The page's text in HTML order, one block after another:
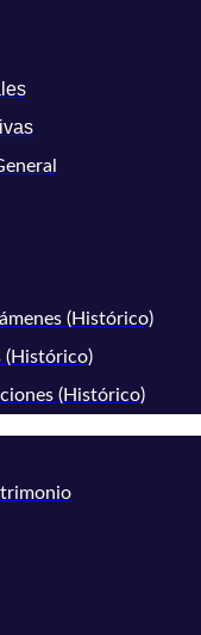
(Histórico)
(Histórico)
(Histórico)